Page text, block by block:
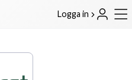
Logga in